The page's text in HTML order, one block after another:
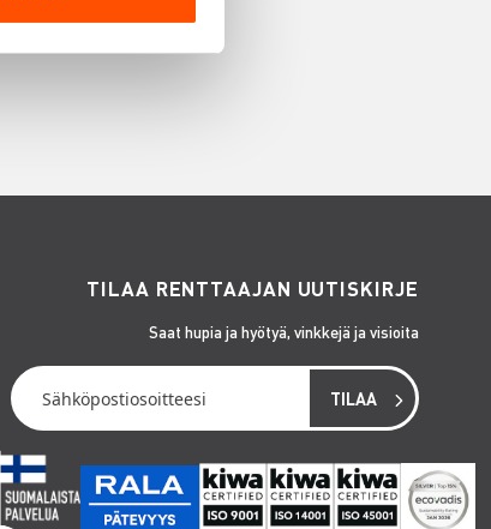
TILAA RENTTAAJAN UUTISKIRJE
Saat hupia ja hyötyä, vinkkejä ja visioita